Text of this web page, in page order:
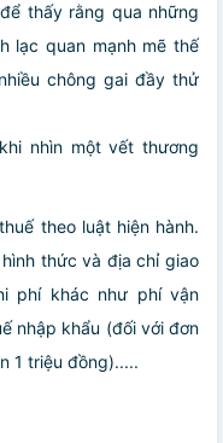
thấy rằng qua những
lạc quan mạnh mẽ thế
chông gai đầy thử
nhìn một vết thương
theo luật hiện hành.
thức và địa chỉ giao
phí khác như phí vận
nhập khẩu (đối với đơn
1 triệu đồng).....